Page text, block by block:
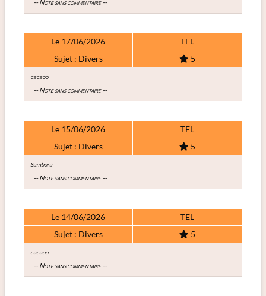
-- Note sans commentaire --
Le 17/06/2026
TEL
Sujet : Divers
5
cacaoo
-- Note sans commentaire --
Le 15/06/2026
TEL
Sujet : Divers
5
Sambora
-- Note sans commentaire --
Le 14/06/2026
TEL
Sujet : Divers
5
cacaoo
-- Note sans commentaire --